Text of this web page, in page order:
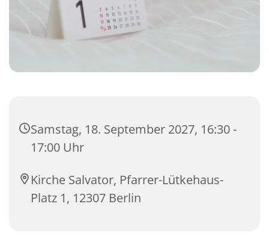
Samstag, 18. September 2027, 16:30 -
17:00 Uhr
Kirche Salvator, Pfarrer-Lütkehaus-
Platz 1, 12307 Berlin